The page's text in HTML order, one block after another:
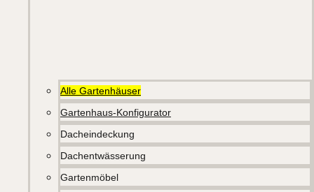
Alle Gartenhäuser
Gartenhaus-Konfigurator
Dacheindeckung
Dachentwässerung
Gartenmöbel